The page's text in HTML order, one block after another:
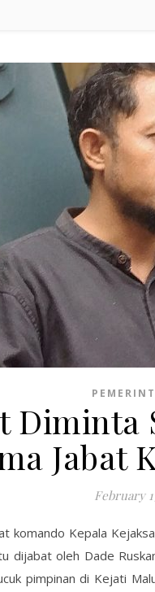
Diminta
Jabat
February
komando Kepala
dijabat oleh Dade
pimpinan di Kejati